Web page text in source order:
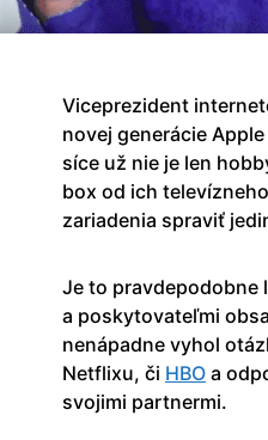
Viceprezident
novej generácie
síce už nie je len
box od ich
zariadenia spraviť
Je to pravdepodobne
a poskytovateľmi
nenápadne vyhol
Netflixu, či HBO a
svojimi partnermi.